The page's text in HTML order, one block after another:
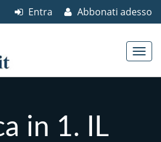
Abbonati adesso
Entra
in 1. IL